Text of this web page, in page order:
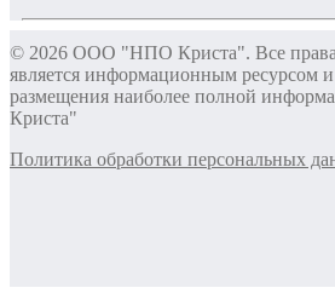
© 2026 ООО "НПО Криста". Все
является информационным ресурсом
размещения наиболее полной
Криста"
Политика обработки персональных